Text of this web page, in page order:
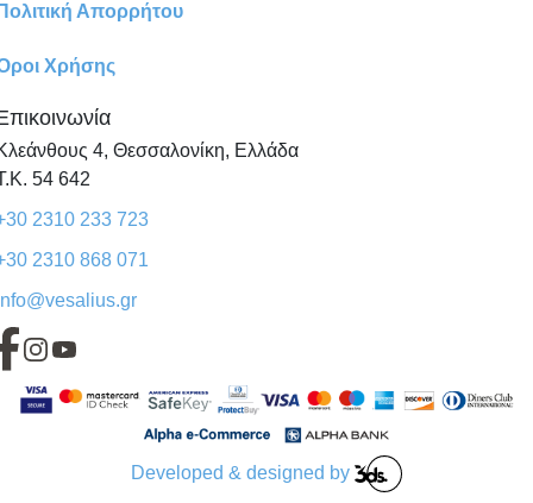
Απορρήτου
Χρήσης
4, Θεσσαλονίκη, Ελλάδα
54 642
2310 233 723
2310 868 071
Developed & designed by